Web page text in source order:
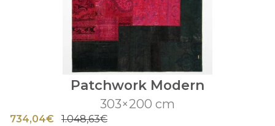
Patchwork Modern
303×200 cm
734,04€
1.048,63€